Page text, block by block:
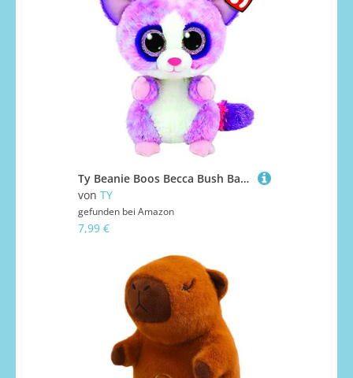
Ty Beanie Boos Becca Bush Baby,Material: 100% Polyester geprüft nach EN-71. Farbe: Mehrfarbig
von TY
gefunden bei Amazon
7,99 €